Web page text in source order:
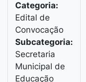
Categoria:
Edital de
Convocação
Subcategoria:
Secretaria
Municipal de
Educação